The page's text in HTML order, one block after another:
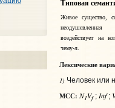
Типовая
Живое существо,
воздействует на
чему‑л.
Лексические
1) Человек или
МСС: N1Vf;Inf;